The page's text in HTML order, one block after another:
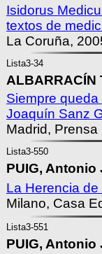
Isidorus
textos de
La Coruña,
Lista3-34
ALBARRACÍN
Siempre
Joaquín Sanz
Madrid,
Lista3-550
PUIG, Antonio
La Herencia
Milano, Casa
Lista3-551
PUIG, Antonio